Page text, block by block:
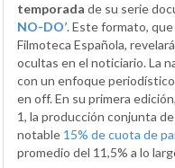
temporada de su serie
NO-DO’. Este formato,
Filmoteca Española,
ocultas en el noticiario. La
con un enfoque
en off. En su primera
1, la producción conjunta
notable 15% de cuota de
promedio del 11,5% a lo